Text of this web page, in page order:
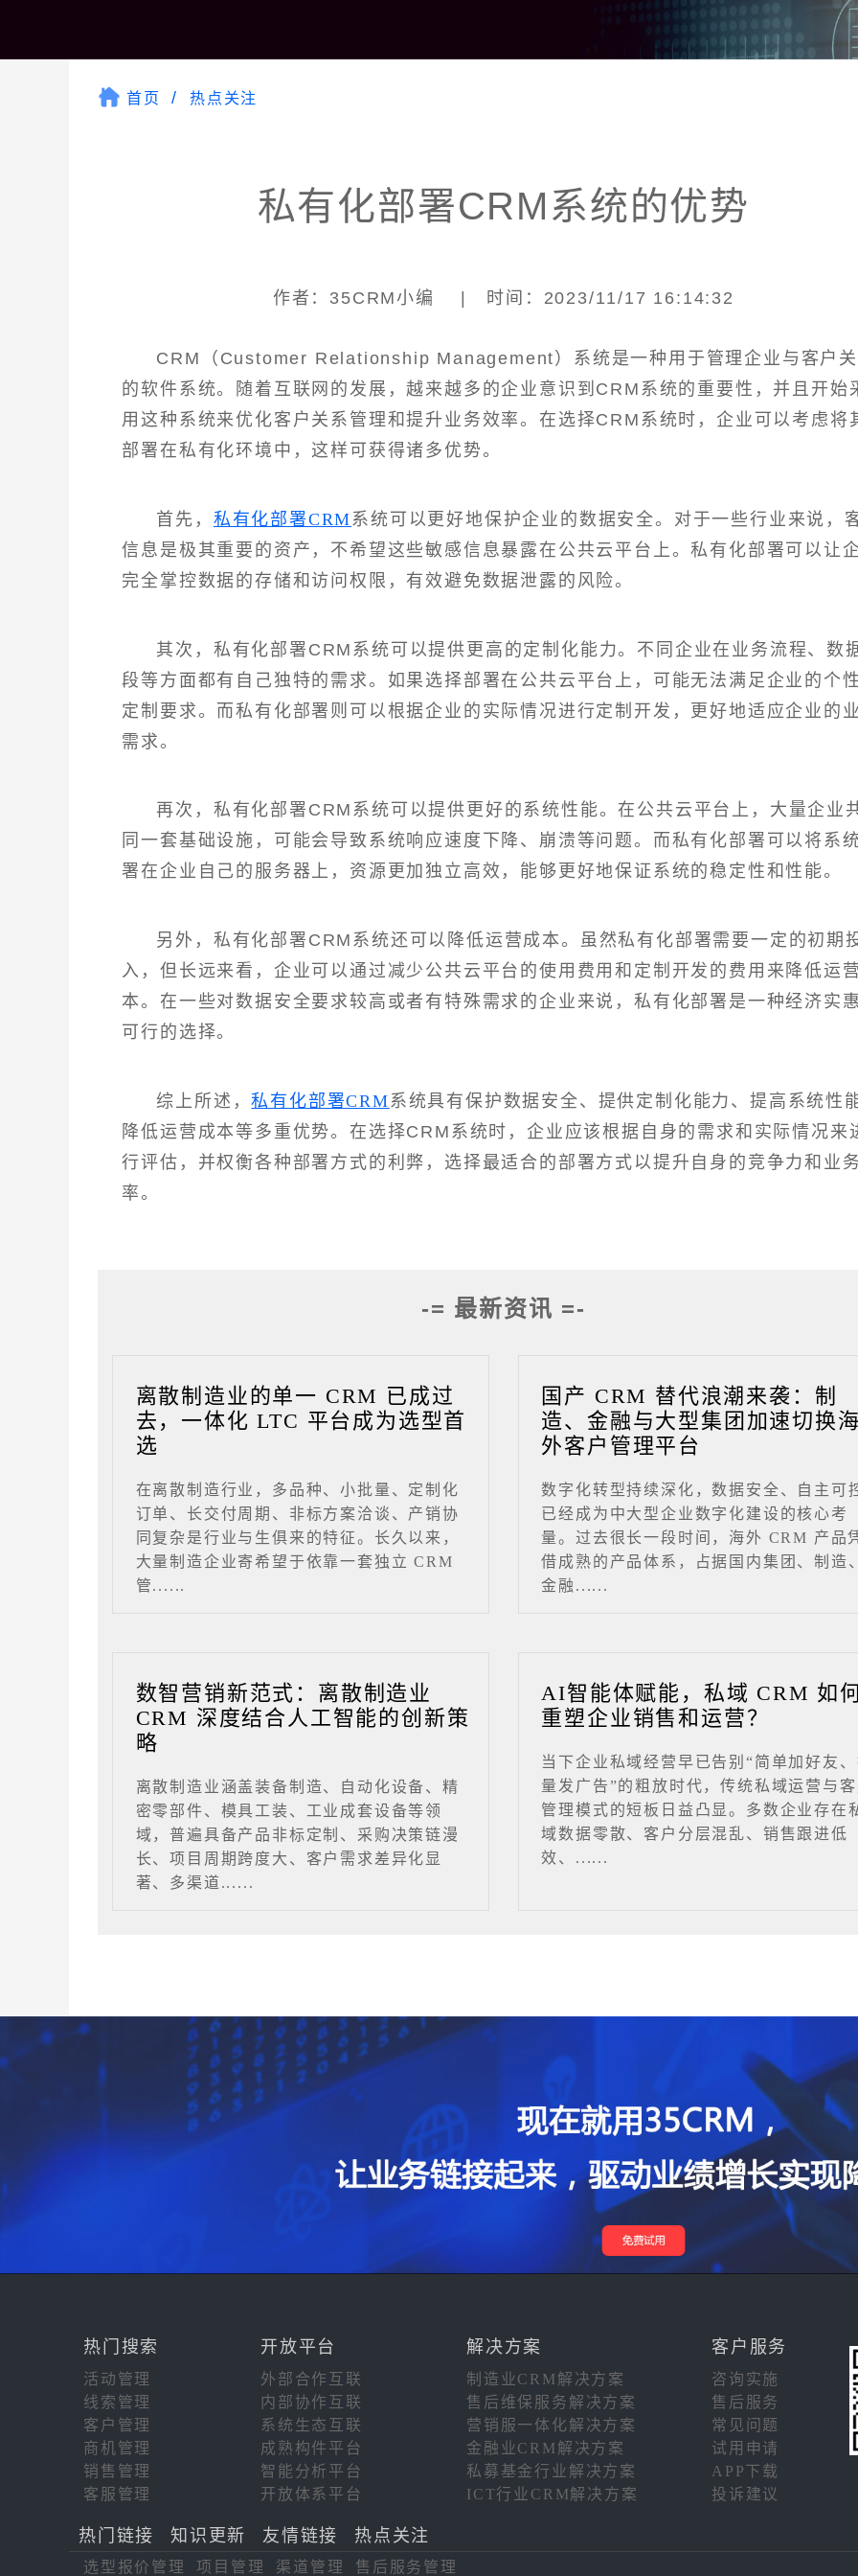
首页 热点关注
私有化部署CRM系统的优势
作者：35CRM小编 | 时间：2023/11/17 16:14:32
CRM（Customer Relationship Management）系统是一种用于管理企业与客户关
的软件系统。随着互联网的发展，越来越多的企业意识到CRM系统的重要性，并且开始
用这种系统来优化客户关系管理和提升业务效率。在选择CRM系统时，企业可以考虑将
部署在私有化环境中，这样可获得诸多优势。
首先， 私有化部署CRM 系统可以更好地保护企业的数据安全。对于一些行业来说，
信息是极其重要的资产，不希望这些敏感信息暴露在公共云平台上。私有化部署可以让
完全掌控数据的存储和访问权限，有效避免数据泄露的风险。
其次，私有化部署CRM系统可以提供更高的定制化能力。不同企业在业务流程、数
段等方面都有自己独特的需求。如果选择部署在公共云平台上，可能无法满足企业的个
定制要求。而私有化部署则可以根据企业的实际情况进行定制开发，更好地适应企业的
需求。
再次，私有化部署CRM系统可以提供更好的系统性能。在公共云平台上，大量企业
同一套基础设施，可能会导致系统响应速度下降、崩溃等问题。而私有化部署可以将系
署在企业自己的服务器上，资源更加独立高效，能够更好地保证系统的稳定性和性能。
另外，私有化部署CRM系统还可以降低运营成本。虽然私有化部署需要一定的初期
入，但长远来看，企业可以通过减少公共云平台的使用费用和定制开发的费用来降低运
本。在一些对数据安全要求较高或者有特殊需求的企业来说，私有化部署是一种经济实
可行的选择。
综上所述，私有化部署CRM 系统具有保护数据安全、提供定制化能力、提高系统性
降低运营成本等多重优势。在选择CRM系统时，企业应该根据自身的需求和实际情况来
行评估，并权衡各种部署方式的利弊，选择最适合的部署方式以提升自身的竞争力和业
率。
-= 最新资讯 =-
离散制造业的单一 CRM 已成过
去，一体化 LTC 平台成为选型首
选
在离散制造行业，多品种、小批量、定制化
订单、长交付周期、非标方案洽谈、产销协
同复杂是行业与生俱来的特征。长久以来，
大量制造企业寄希望于依靠一套独立 CRM
管......
国产 CRM 替代浪潮来袭：制
造、金融与大型集团加速切换海
外客户管理平台
数字化转型持续深化，数据安全、自主可
已经成为中大型企业数字化建设的核心考
量。过去很长一段时间，海外 CRM 产品
借成熟的产品体系，占据国内集团、制造、
金融......
数智营销新范式：离散制造业
CRM 深度结合人工智能的创新策
略
离散制造业涵盖装备制造、自动化设备、精
密零部件、模具工装、工业成套设备等领
域，普遍具备产品非标定制、采购决策链漫
长、项目周期跨度大、客户需求差异化显
著、多渠道......
AI智能体赋能，私域 CRM 如
重塑企业销售和运营？
当下企业私域经营早已告别“简单加好友
量发广告”的粗放时代，传统私域运营与客
管理模式的短板日益凸显。多数企业存在
域数据零散、客户分层混乱、销售跟进低
效、......
热门搜索 开放平台
活动管理
外部合作互联
线索管理
内部协作互联
客户管理
系统生态互联
商机管理
成熟构件平台
销售管理
智能分析平台
客服管理
开放体系平台
解决方案 客户服务
制造业CRM解决方案
咨询实施
售后维保服务解决方案
售后服务
营销服一体化解决方案
常见问题
金融业CRM解决方案
试用申请
私募基金行业解决方案
APP下载
ICT行业CRM解决方案
投诉建议
热门链接 知识更新 友情链接 热点关注
选型报价管理 项目管理 渠道管理 售后服务管理